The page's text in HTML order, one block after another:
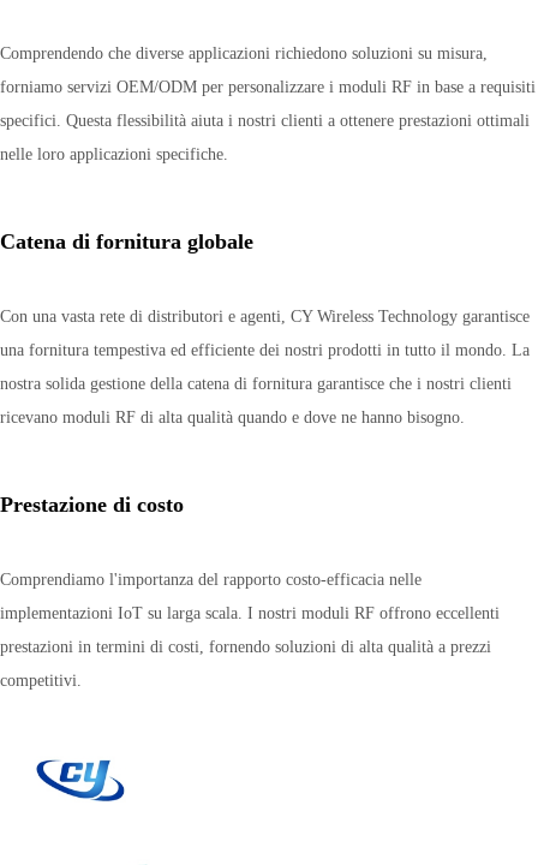
Comprendendo che diverse applicazioni richiedono soluzioni su misura,
forniamo servizi OEM/ODM per personalizzare i moduli RF in base a requisiti
specifici. Questa flessibilità aiuta i nostri clienti a ottenere prestazioni ottimali
nelle loro applicazioni specifiche.
Catena di fornitura globale
Con una vasta rete di distributori e agenti, CY Wireless Technology garantisce
una fornitura tempestiva ed efficiente dei nostri prodotti in tutto il mondo. La
nostra solida gestione della catena di fornitura garantisce che i nostri clienti
ricevano moduli RF di alta qualità quando e dove ne hanno bisogno.
Prestazione di costo
Comprendiamo l'importanza del rapporto costo-efficacia nelle
implementazioni IoT su larga scala. I nostri moduli RF offrono eccellenti
prestazioni in termini di costi, fornendo soluzioni di alta qualità a prezzi
competitivi.